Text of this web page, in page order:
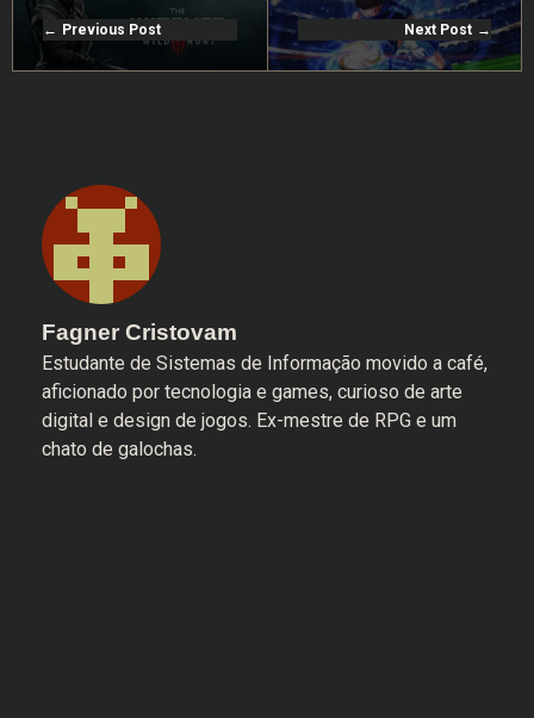
Previous Post Next Post
Fagner Cristovam
Estudante de Sistemas de Informação movido a café,
aficionado por tecnologia e games, curioso de arte
digital e design de jogos. Ex-mestre de RPG e um
chato de galochas.